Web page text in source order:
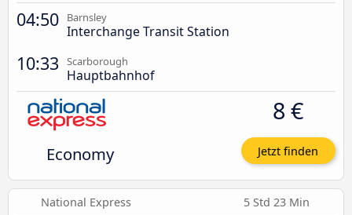
04:50 Barnsley
Interchange Transit Station
10:33 Scarborough
Hauptbahnhof
Economy
8 €
Jetzt finden
National Express 5 Std 23 Min